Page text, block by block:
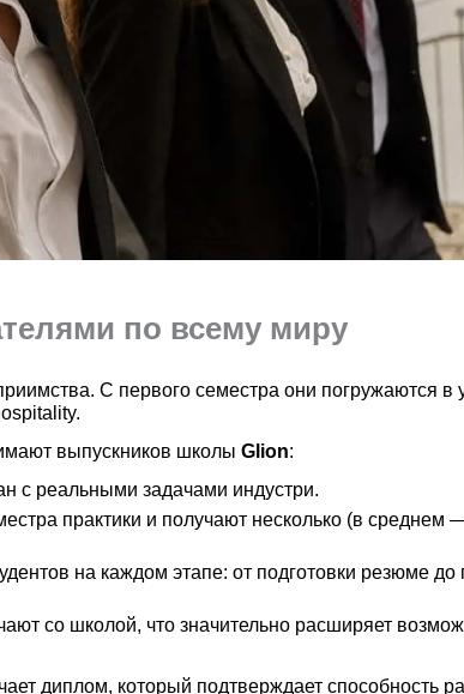
по всему миру
С первого семестра они погружаются
выпускников школы Glion:
с реальными задачами индустри.
практики и получают несколько (в
на каждом этапе: от подготовки резюме
со школой, что значительно расширяет
диплом, который подтверждает способность